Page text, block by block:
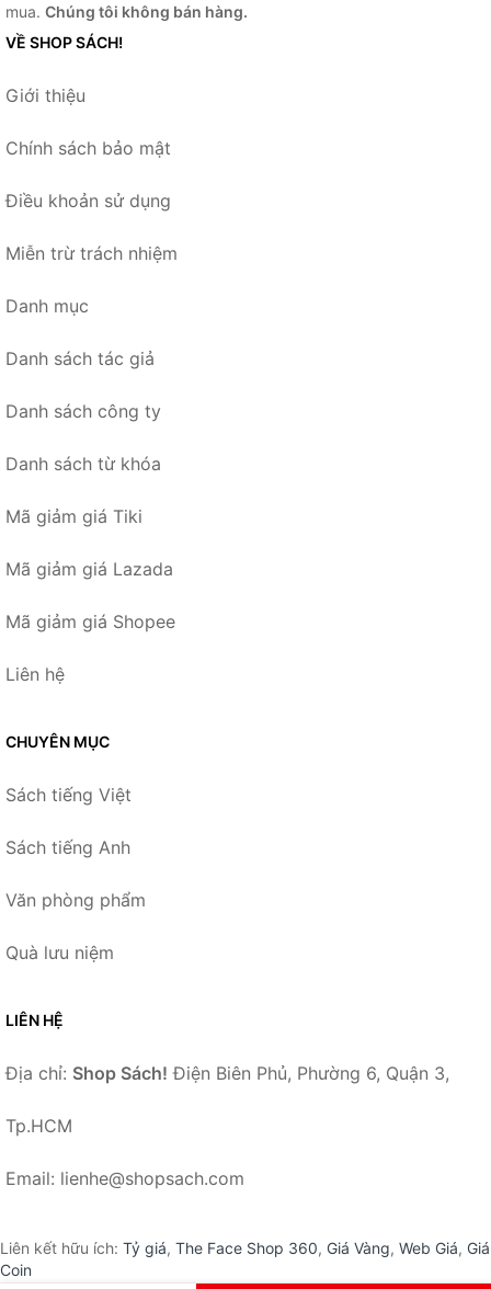
mua. Chúng tôi không bán hàng.
VỀ SHOP SÁCH!
Giới thiệu
Chính sách bảo mật
Điều khoản sử dụng
Miễn trừ trách nhiệm
Danh mục
Danh sách tác giả
Danh sách công ty
Danh sách từ khóa
Mã giảm giá Tiki
Mã giảm giá Lazada
Mã giảm giá Shopee
Liên hệ
CHUYÊN MỤC
Sách tiếng Việt
Sách tiếng Anh
Văn phòng phẩm
Quà lưu niệm
LIÊN HỆ
Địa chỉ: Shop Sách! Điện Biên Phủ, Phường 6, Quận 3,
Tp.HCM
Email: lienhe@shopsach.com
Liên kết hữu ích: Tỷ giá, The Face Shop 360, Giá Vàng, Web Giá, Giá
Coin